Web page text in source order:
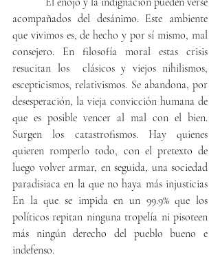
acompañados del desánimo. Este ambiente
que vivimos es, de hecho y por sí mismo, mal
consejero. En filosofía moral estas crisis
resucitan los  clásicos y viejos nihilismos,
escepticismos, relativismos. Se abandona, por
desesperación, la vieja convicción humana de
que es posible vencer al mal con el bien.
Surgen los catastrofismos. Hay quienes
quieren romperlo todo, con el pretexto de
luego volver armar, en seguida, una sociedad
paradisiaca en la que no haya más injusticias
En la que se impida en un 99.9% que los
políticos repitan ninguna tropelía ni pisoteen
más ningún derecho del pueblo bueno e
indefenso.